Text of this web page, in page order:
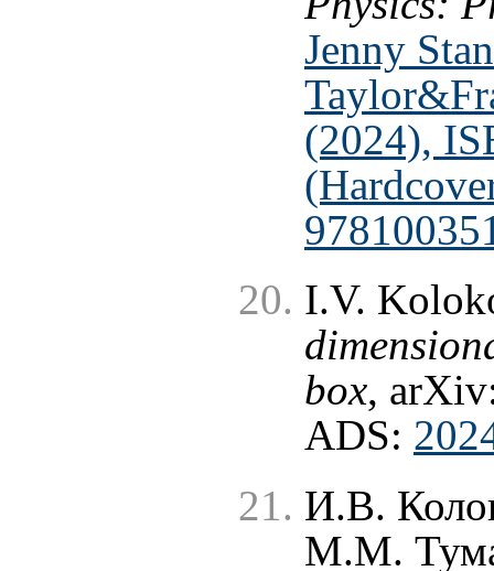
Jenny
(2024),
I.V.
box,
ADS:
И.В.
М.М.